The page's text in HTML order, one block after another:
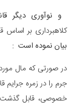
و نوآوری دیگر
کلاهبرداری بر اساس
بیان نموده است :
در صورتی که مال
جرم را در زمره
خصوصی، قابل